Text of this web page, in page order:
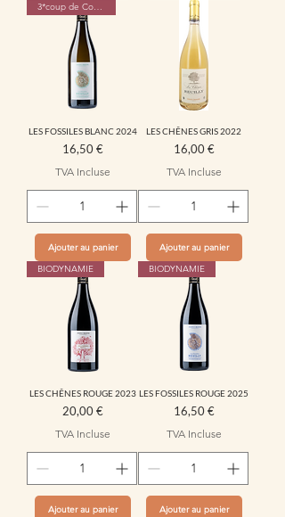
3*coup de Coeur Hachette 2026
LES FOSSILES BLANC 2024
Prix
16,50 €
TVA Incluse
Ajouter au panier
LES CHÊNES GRIS 2022
Prix
16,00 €
TVA Incluse
Ajouter au panier
BIODYNAMIE
LES CHÊNES ROUGE 2023
Prix
20,00 €
TVA Incluse
Ajouter au panier
BIODYNAMIE
LES FOSSILES ROUGE 2025
Prix
16,50 €
TVA Incluse
Ajouter au panier